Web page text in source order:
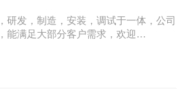
研发，制造，安装，调试于一体，公司
能满足大部分客户需求，欢迎…